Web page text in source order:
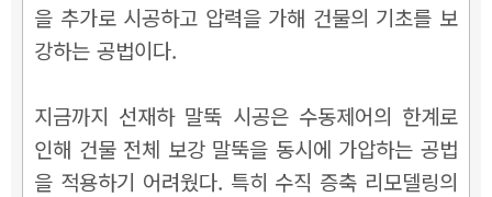
을 추가로 시공하고 압력을 가해 건물의 기초를 보
강하는 공법이다.
지금까지 선재하 말뚝 시공은 수동제어의 한계로
인해 건물 전체 보강 말뚝을 동시에 가압하는 공법
을 적용하기 어려웠다. 특히 수직 증축 리모델링의